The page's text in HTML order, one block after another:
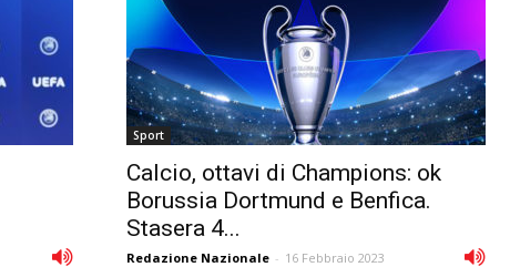
Sport
Calcio, ottavi di Champions: ok
Borussia Dortmund e Benfica.
Stasera 4...
Redazione Nazionale - 16 Febbraio 2023